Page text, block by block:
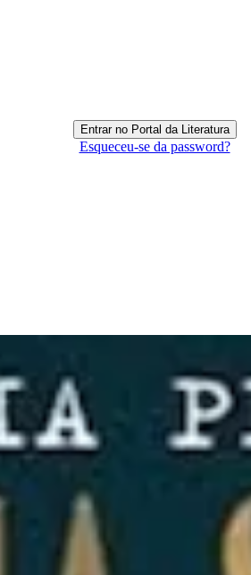
Esqueceu-se da password?